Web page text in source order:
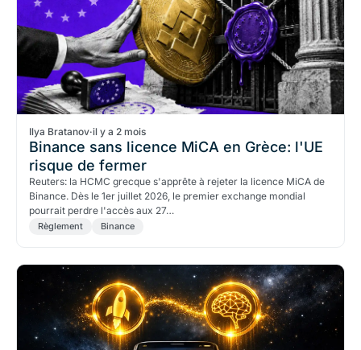
Ilya Bratanov·il y a 2 mois
Binance sans licence MiCA en Grèce: l'UE
risque de fermer
Reuters: la HCMC grecque s'apprête à rejeter la licence MiCA de
Binance. Dès le 1er juillet 2026, le premier exchange mondial
pourrait perdre l'accès aux 27…
Règlement Binance